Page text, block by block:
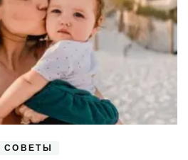
СОВЕТЫ